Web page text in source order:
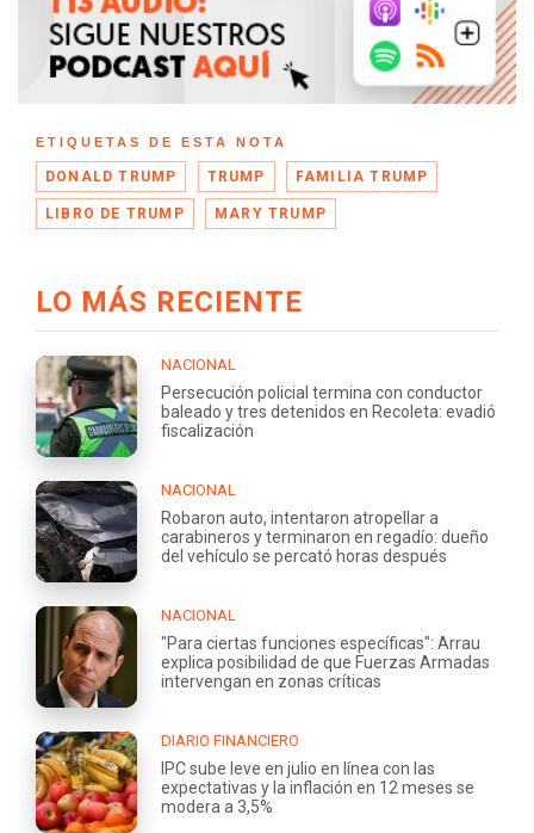
ETIQUETAS DE ESTA NOTA
DONALD TRUMP TRUMP FAMILIA TRUMP
LIBRO DE TRUMP MARY TRUMP
LO MÁS RECIENTE
NACIONAL
Persecución policial termina con conductor
baleado y tres detenidos en Recoleta: evadió
fiscalización
NACIONAL
Robaron auto, intentaron atropellar a
carabineros y terminaron en regadío: dueño
del vehículo se percató horas después
NACIONAL
"Para ciertas funciones específicas": Arrau
explica posibilidad de que Fuerzas Armadas
intervengan en zonas críticas
DIARIO FINANCIERO
IPC sube leve en julio en línea con las
expectativas y la inflación en 12 meses se
modera a 3,5%